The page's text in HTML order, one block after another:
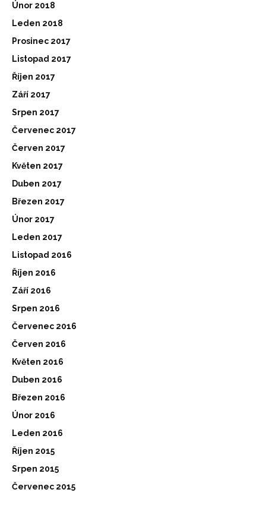
Únor 2018
Leden 2018
Prosinec 2017
Listopad 2017
Říjen 2017
Září 2017
Srpen 2017
Červenec 2017
Červen 2017
Květen 2017
Duben 2017
Březen 2017
Únor 2017
Leden 2017
Listopad 2016
Říjen 2016
Září 2016
Srpen 2016
Červenec 2016
Červen 2016
Květen 2016
Duben 2016
Březen 2016
Únor 2016
Leden 2016
Říjen 2015
Srpen 2015
Červenec 2015